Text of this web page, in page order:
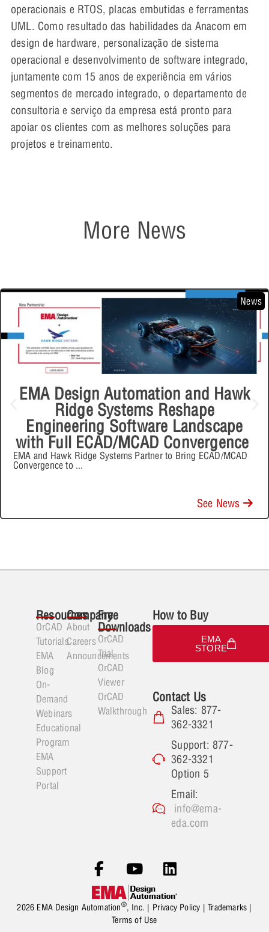
operacionais e RTOS, placas embutidas e ferramentas
UML. Como resultado das habilidades da Anacom em
design de hardware, personalização de sistema
operacional e desenvolvimento de software integrado,
juntamente com 15 anos de experiência em vários
segmentos de mercado integrado, o departamento de
consultoria e serviço da empresa está pronto para
apoiar os clientes com as melhores soluções para
projetos e treinamento.
More News
News
EMA Design Automation and Hawk
Ridge Systems Reshape
Engineering Software Landscape
with Full ECAD/MCAD Convergence
EMA and Hawk Ridge Systems Partner to Bring ECAD/MCAD
Convergence to ...
See News
Resources
OrCAD
Tutorials
EMA
Blog
On-
Demand
Webinars
Educational
Program
EMA
Support
Portal
Company
About
Careers
Announcements
Free
Downloads
OrCAD
Trial
OrCAD
Viewer
OrCAD
Walkthrough
How to Buy
EMA
STORE
Contact Us
Sales: 877-
362-3321
Support: 877-
362-3321
Option 5
Email:
info@ema-
eda.com
2026 EMA Design Automation®, Inc. | Privacy Policy |Trademarks |
Terms of Use